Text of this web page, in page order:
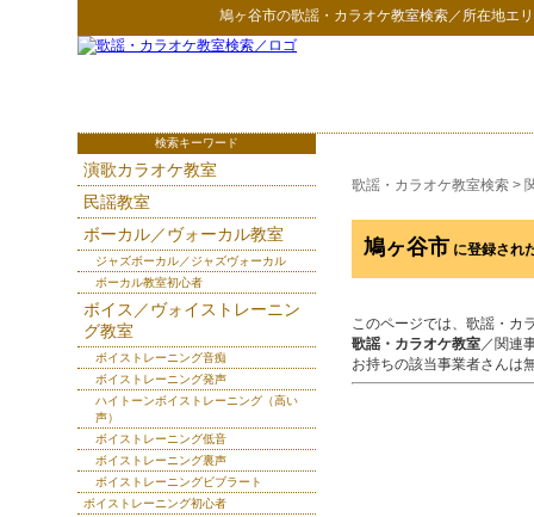
鳩ヶ谷市の歌謡・カラオケ教室検索／所在地エ
歌謡・カラオケ教室検索 >
鳩ヶ谷市 に登録され
このページでは、歌謡・カ
歌謡・カラオケ教室／関連
お持ちの該当事業者さんは
検索キーワード
演歌カラオケ教室
民謡教室
ボーカル／ヴォーカル教室
ジャズボーカル／ジャズヴォーカル
ボーカル教室初心者
ボイス／ヴォイストレーニン
グ教室
ボイストレーニング音痴
ボイストレーニング発声
ハイトーンボイストレーニング（高い
声）
ボイストレーニング低音
ボイストレーニング裏声
ボイストレーニングビブラート
ボイストレーニング初心者